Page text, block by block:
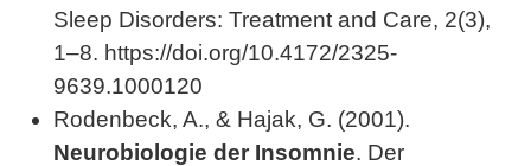
Sleep Disorders: Treatment and Care, 2(3),
1–8. https://doi.org/10.4172/2325-
9639.1000120
Rodenbeck, A., & Hajak, G. (2001).
Neurobiologie der Insomnie. Der